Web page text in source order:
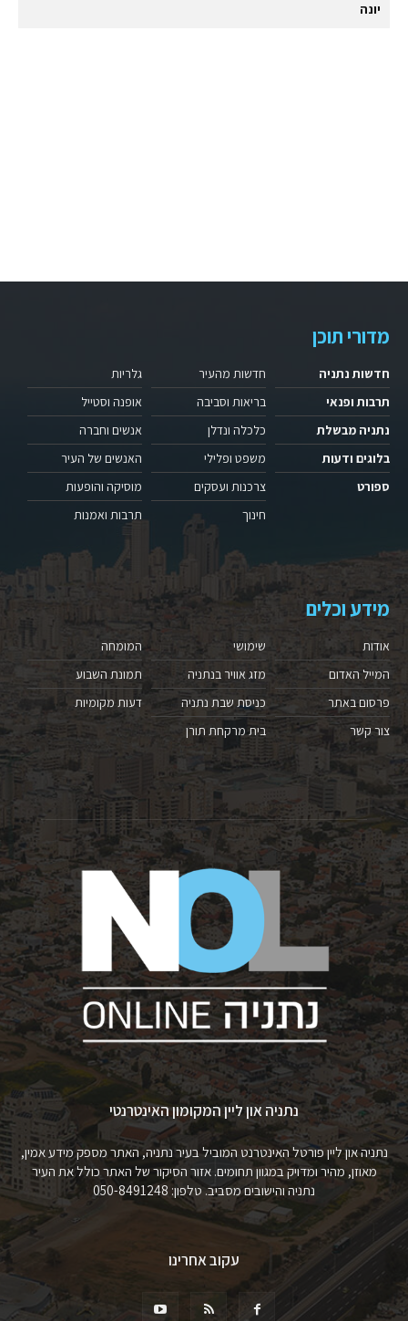
יונה
מדורי תוכן
חדשות נתניה
תרבות ופנאי
נתניה מבשלת
בלוגים ודעות
ספורט
חדשות מהעיר
בריאות וסביבה
כלכלה ונדלן
משפט ופלילי
צרכנות ועסקים
חינוך
גלריות
אופנה וסטייל
אנשים וחברה
האנשים של העיר
מוסיקה והופעות
תרבות ואמנות
מידע וכלים
אודות
המייל האדום
פרסום באתר
צור קשר
שימושי
מזג אוויר בנתניה
כניסת שבת נתניה
בית מרקחת תורן
המומחה
תמונת השבוע
דעות מקומיות
נתניה און ליין המקומון האינטרנטי
נתניה און ליין פורטל האינטרנט המוביל בעיר נתניה, האתר מספק מידע אמין,
מאוזן, מהיר ומדויק במגוון תחומים. אזור הסיקור של האתר כולל את העיר
נתניה והישובים מסביב. טלפון: 050-8491248
עקוב אחרינו